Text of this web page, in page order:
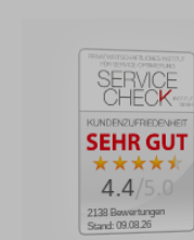
2138 Bewertungen
Stand: 09.08.26
4.4/5.0